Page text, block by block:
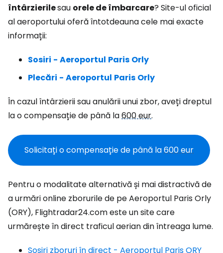
întârzierilesau orele de îmbarcare? Site-ul oficial
al aeroportului oferă întotdeauna cele mai exacte
informații:
Sosiri - Aeroportul Paris Orly
Plecări - Aeroportul Paris Orly
În cazul întârzierii sau anulării unui zbor, aveți dreptul
la o compensație de până la600 eur.
Solicitați o compensație de până la600 eur
Pentru o modalitate alternativă și mai distractivă de
a urmări online zborurile de pe Aeroportul Paris Orly
(ORY), Flightradar24.com este un site care
urmărește în direct traficul aerian din întreaga lume.
Sosiri zboruri în direct - Aeroportul Paris ORY